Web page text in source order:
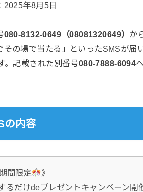
2025年8月5日
080-8132-0649（08081320649） か
その場で当たる」といったSMSが届
。記載された別番号080-7888-6094
の内容
間限定
》
るだけdeプレゼントキャンペーン開